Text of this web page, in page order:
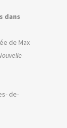
dans
de Max
de-